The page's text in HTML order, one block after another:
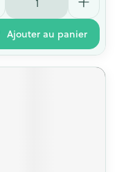
Ajouter au panier